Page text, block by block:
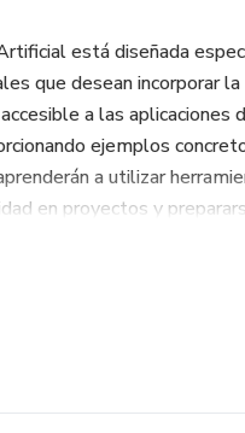
está diseñada
que desean incorporar
a las aplicaciones
ejemplos
a utilizar
en proyectos y